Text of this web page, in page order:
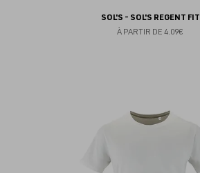
SOL'S - SOL'S REGENT FIT
À PARTIR DE 4.09€